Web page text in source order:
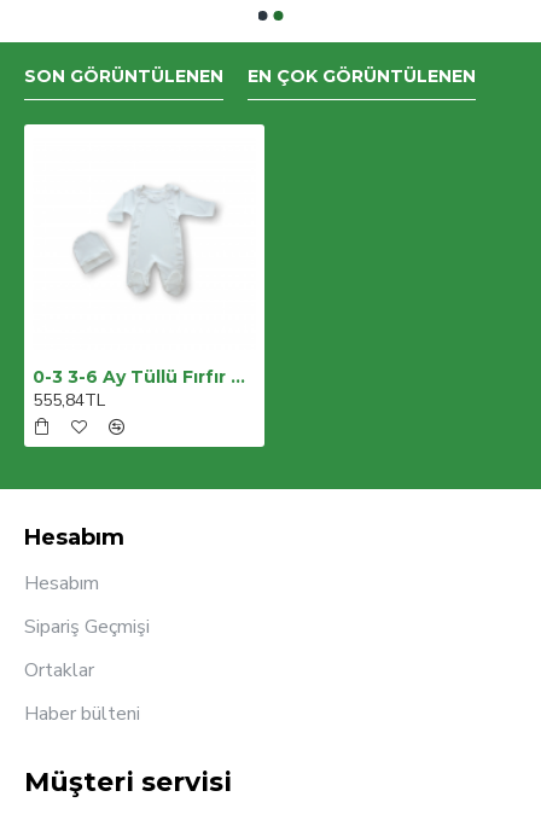
SON GÖRÜNTÜLENEN EN ÇOK GÖRÜNTÜLENEN
0-3 3-6 Ay Tüllü Fırfır Detaylı Şapkalı Uzun Kollu Kız Bebek Tulumu
555,84TL
Hesabım
Hesabım
Sipariş Geçmişi
Ortaklar
Haber bülteni
Müşteri servisi